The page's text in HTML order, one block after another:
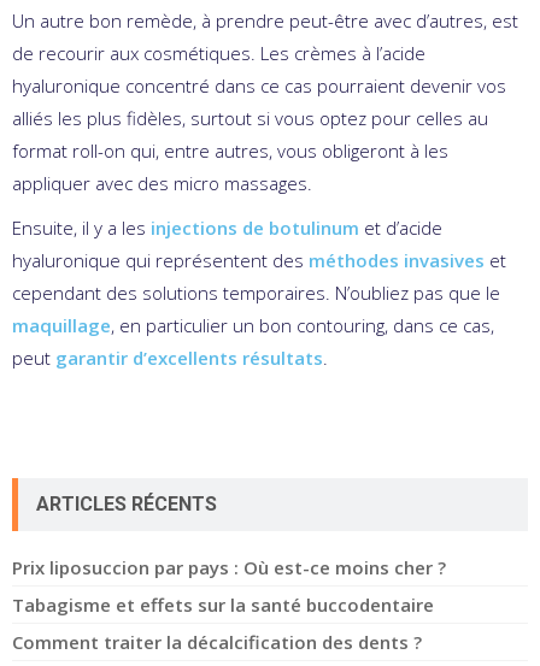
Un autre bon remède, à prendre peut-être avec d’autres, est
de recourir aux cosmétiques. Les crèmes à l’acide
hyaluronique concentré dans ce cas pourraient devenir vos
alliés les plus fidèles, surtout si vous optez pour celles au
format roll-on qui, entre autres, vous obligeront à les
appliquer avec des micro massages.
Ensuite, il y a les injections de botulinum et d’acide
hyaluronique qui représentent des méthodes invasives et
cependant des solutions temporaires. N’oubliez pas que le
maquillage, en particulier un bon contouring, dans ce cas,
peut garantir d’excellents résultats.
ARTICLES RÉCENTS
Prix liposuccion par pays : Où est-ce moins cher ?
Tabagisme et effets sur la santé buccodentaire
Comment traiter la décalcification des dents ?